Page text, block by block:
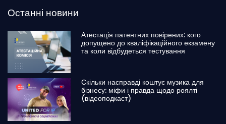
Останні новини
Атестація патентних повірених: кого
допущено до кваліфікаційного екзамену
та коли відбудеться тестування
Скільки насправді коштує музика для
бізнесу: міфи і правда щодо роялті
(відеоподкаст)